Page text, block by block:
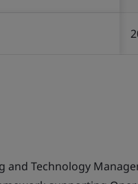
and Technology